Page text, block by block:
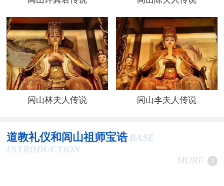
闾山林夫人传说 闾山李夫人传说
道教礼仪和闾山祖师宝诰 BASE
INTRODUCTION
MORE